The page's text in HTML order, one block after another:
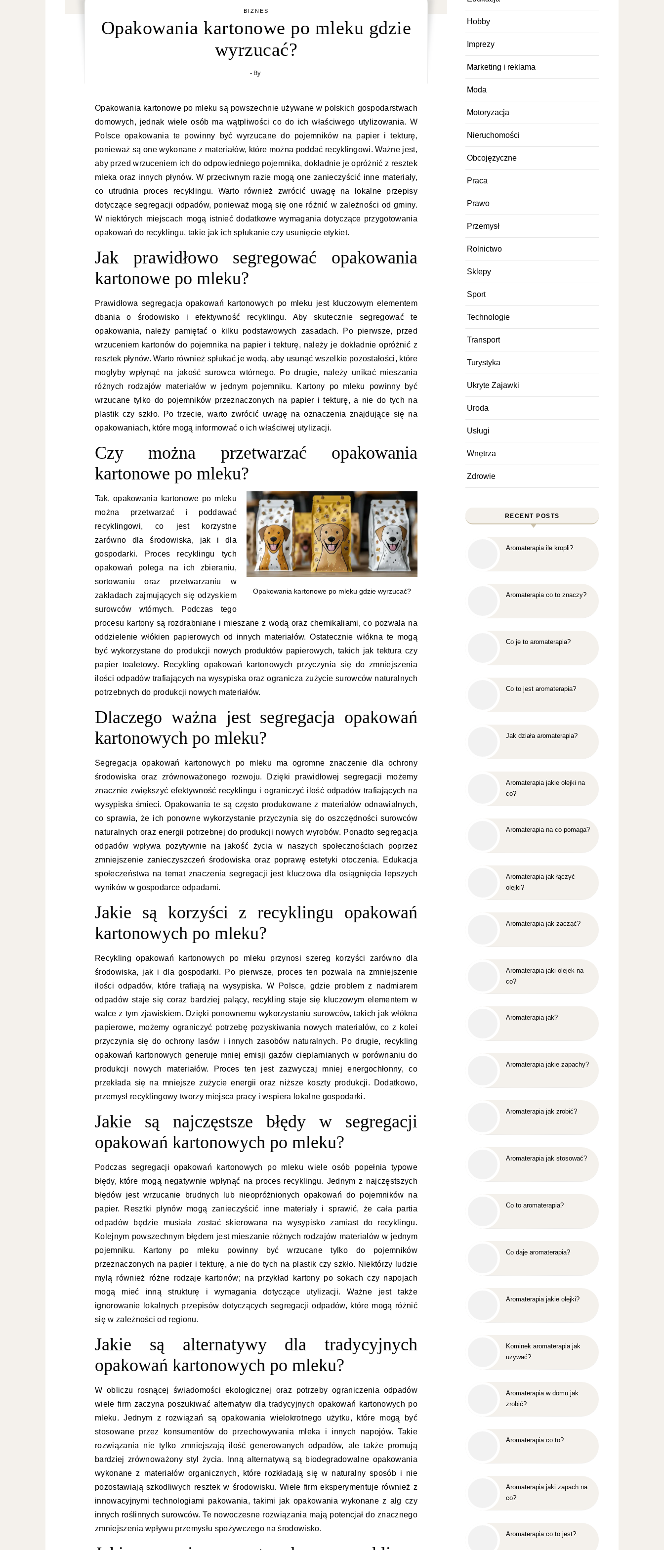
BIZNES
Opakowania kartonowe po mleku gdzie
wyrzucać?
- By
Opakowania kartonowe po mleku są powszechnie używane w polskich gospodarstwach
domowych, jednak wiele osób ma wątpliwości co do ich właściwego utylizowania. W
Polsce opakowania te powinny być wyrzucane do pojemników na papier i tekturę,
ponieważ są one wykonane z materiałów, które można poddać recyklingowi. Ważne jest,
aby przed wrzuceniem ich do odpowiedniego pojemnika, dokładnie je opróżnić z resztek
mleka oraz innych płynów. W przeciwnym razie mogą one zanieczyścić inne materiały,
co utrudnia proces recyklingu. Warto również zwrócić uwagę na lokalne przepisy
dotyczące segregacji odpadów, ponieważ mogą się one różnić w zależności od gminy.
W niektórych miejscach mogą istnieć dodatkowe wymagania dotyczące przygotowania
opakowań do recyklingu, takie jak ich spłukanie czy usunięcie etykiet.
Jak prawidłowo segregować opakowania
kartonowe po mleku?
Prawidłowa segregacja opakowań kartonowych po mleku jest kluczowym elementem
dbania o środowisko i efektywność recyklingu. Aby skutecznie segregować te
opakowania, należy pamiętać o kilku podstawowych zasadach. Po pierwsze, przed
wrzuceniem kartonów do pojemnika na papier i tekturę, należy je dokładnie opróżnić z
resztek płynów. Warto również spłukać je wodą, aby usunąć wszelkie pozostałości, które
mogłyby wpłynąć na jakość surowca wtórnego. Po drugie, należy unikać mieszania
różnych rodzajów materiałów w jednym pojemniku. Kartony po mleku powinny być
wrzucane tylko do pojemników przeznaczonych na papier i tekturę, a nie do tych na
plastik czy szkło. Po trzecie, warto zwrócić uwagę na oznaczenia znajdujące się na
opakowaniach, które mogą informować o ich właściwej utylizacji.
Czy można przetwarzać opakowania
kartonowe po mleku?
Opakowania kartonowe po mleku gdzie wyrzucać?
Tak, opakowania kartonowe po mleku
można przetwarzać i poddawać
recyklingowi, co jest korzystne
zarówno dla środowiska, jak i dla
gospodarki. Proces recyklingu tych
opakowań polega na ich zbieraniu,
sortowaniu oraz przetwarzaniu w
zakładach zajmujących się odzyskiem
surowców wtórnych. Podczas tego
procesu kartony są rozdrabniane i mieszane z wodą oraz chemikaliami, co pozwala na
oddzielenie włókien papierowych od innych materiałów. Ostatecznie włókna te mogą
być wykorzystane do produkcji nowych produktów papierowych, takich jak tektura czy
papier toaletowy. Recykling opakowań kartonowych przyczynia się do zmniejszenia
ilości odpadów trafiających na wysypiska oraz ogranicza zużycie surowców naturalnych
potrzebnych do produkcji nowych materiałów.
Dlaczego ważna jest segregacja opakowań
kartonowych po mleku?
Segregacja opakowań kartonowych po mleku ma ogromne znaczenie dla ochrony
środowiska oraz zrównoważonego rozwoju. Dzięki prawidłowej segregacji możemy
znacznie zwiększyć efektywność recyklingu i ograniczyć ilość odpadów trafiających na
wysypiska śmieci. Opakowania te są często produkowane z materiałów odnawialnych,
co sprawia, że ich ponowne wykorzystanie przyczynia się do oszczędności surowców
naturalnych oraz energii potrzebnej do produkcji nowych wyrobów. Ponadto segregacja
odpadów wpływa pozytywnie na jakość życia w naszych społecznościach poprzez
zmniejszenie zanieczyszczeń środowiska oraz poprawę estetyki otoczenia. Edukacja
społeczeństwa na temat znaczenia segregacji jest kluczowa dla osiągnięcia lepszych
wyników w gospodarce odpadami.
Jakie są korzyści z recyklingu opakowań
kartonowych po mleku?
Recykling opakowań kartonowych po mleku przynosi szereg korzyści zarówno dla
środowiska, jak i dla gospodarki. Po pierwsze, proces ten pozwala na zmniejszenie
ilości odpadów, które trafiają na wysypiska. W Polsce, gdzie problem z nadmiarem
odpadów staje się coraz bardziej palący, recykling staje się kluczowym elementem w
walce z tym zjawiskiem. Dzięki ponownemu wykorzystaniu surowców, takich jak włókna
papierowe, możemy ograniczyć potrzebę pozyskiwania nowych materiałów, co z kolei
przyczynia się do ochrony lasów i innych zasobów naturalnych. Po drugie, recykling
opakowań kartonowych generuje mniej emisji gazów cieplarnianych w porównaniu do
produkcji nowych materiałów. Proces ten jest zazwyczaj mniej energochłonny, co
przekłada się na mniejsze zużycie energii oraz niższe koszty produkcji. Dodatkowo,
przemysł recyklingowy tworzy miejsca pracy i wspiera lokalne gospodarki.
Jakie są najczęstsze błędy w segregacji
opakowań kartonowych po mleku?
Podczas segregacji opakowań kartonowych po mleku wiele osób popełnia typowe
błędy, które mogą negatywnie wpłynąć na proces recyklingu. Jednym z najczęstszych
błędów jest wrzucanie brudnych lub nieopróżnionych opakowań do pojemników na
papier. Resztki płynów mogą zanieczyścić inne materiały i sprawić, że cała partia
odpadów będzie musiała zostać skierowana na wysypisko zamiast do recyklingu.
Kolejnym powszechnym błędem jest mieszanie różnych rodzajów materiałów w jednym
pojemniku. Kartony po mleku powinny być wrzucane tylko do pojemników
przeznaczonych na papier i tekturę, a nie do tych na plastik czy szkło. Niektórzy ludzie
mylą również różne rodzaje kartonów; na przykład kartony po sokach czy napojach
mogą mieć inną strukturę i wymagania dotyczące utylizacji. Ważne jest także
ignorowanie lokalnych przepisów dotyczących segregacji odpadów, które mogą różnić
się w zależności od regionu.
Jakie są alternatywy dla tradycyjnych
opakowań kartonowych po mleku?
W obliczu rosnącej świadomości ekologicznej oraz potrzeby ograniczenia odpadów
wiele firm zaczyna poszukiwać alternatyw dla tradycyjnych opakowań kartonowych po
mleku. Jednym z rozwiązań są opakowania wielokrotnego użytku, które mogą być
stosowane przez konsumentów do przechowywania mleka i innych napojów. Takie
rozwiązania nie tylko zmniejszają ilość generowanych odpadów, ale także promują
bardziej zrównoważony styl życia. Inną alternatywą są biodegradowalne opakowania
wykonane z materiałów organicznych, które rozkładają się w naturalny sposób i nie
pozostawiają szkodliwych resztek w środowisku. Wiele firm eksperymentuje również z
innowacyjnymi technologiami pakowania, takimi jak opakowania wykonane z alg czy
innych roślinnych surowców. Te nowoczesne rozwiązania mają potencjał do znacznego
zmniejszenia wpływu przemysłu spożywczego na środowisko.
Hobby
Imprezy
Marketing i reklama
Moda
Motoryzacja
Nieruchomości
Obcojęzyczne
Praca
Prawo
Przemysł
Rolnictwo
Sklepy
Sport
Technologie
Transport
Turystyka
Ukryte Zajawki
Uroda
Usługi
Wnętrza
Zdrowie
RECENT POSTS
Aromaterapia ile kropli?
Aromaterapia co to znaczy?
Co je to aromaterapia?
Co to jest aromaterapia?
Jak działa aromaterapia?
Aromaterapia jakie olejki na
co?
Aromaterapia na co pomaga?
Aromaterapia jak łączyć
olejki?
Aromaterapia jak zacząć?
Aromaterapia jaki olejek na
co?
Aromaterapia jak?
Aromaterapia jakie zapachy?
Aromaterapia jak zrobić?
Aromaterapia jak stosować?
Co to aromaterapia?
Co daje aromaterapia?
Aromaterapia jakie olejki?
Kominek aromaterapia jak
używać?
Aromaterapia w domu jak
zrobić?
Aromaterapia co to?
Aromaterapia jaki zapach na
co?
Aromaterapia co to jest?